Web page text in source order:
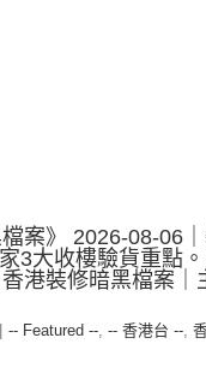
案》 2026-08-06
3大收樓驗貨重點
港裝修暗黑檔案｜
-- Featured --, -- 香港台 --,